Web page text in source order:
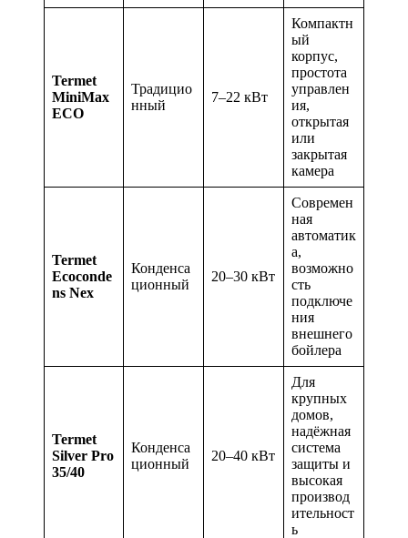
Termet
MiniMax
ECO
Традицио
нный
7–22 кВт
Компактн
ый
корпус,
простота
управлен
ия,
открытая
или
закрытая
камера
Termet
Ecoconde
ns Nex
Конденса
ционный
20–30 кВт
Современ
ная
автоматик
а,
возможно
сть
подключе
ния
внешнего
бойлера
Termet
Silver Pro
35/40
Конденса
ционный
20–40 кВт
Для
крупных
домов,
надёжная
система
защиты и
высокая
производ
ительност
ь